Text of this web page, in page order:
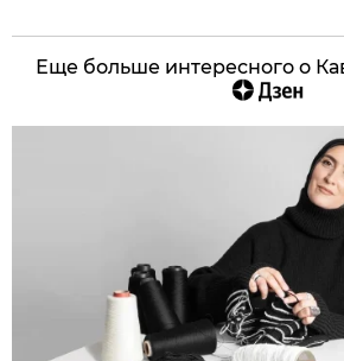
Еще больше интересного о